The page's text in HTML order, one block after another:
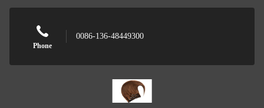
Phone
0086-136-48449300